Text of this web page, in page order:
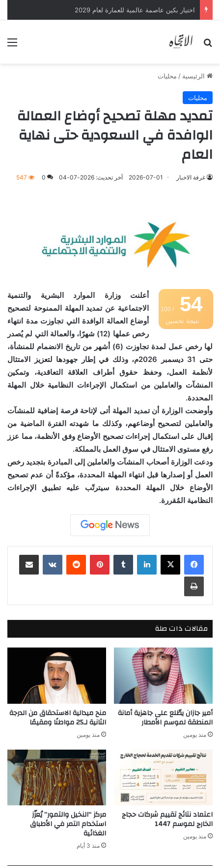
اختيار بكين عاصمة عالمية للعمارة لعام 2029
بحث عن
الرئيسية / محليات
محليات
تمديد مهلة تصحيح أوضاع العمالة
الوافدة في السعودية حتى نهاية
العام
غرفة الاخبار 2026-07-01 آخر تحديث: 2026-07-04 0
547
54
/ 100
نتيجة تحسين
أعلنت وزارة الموارد البشرية والتنمية
الاجتماعية عن تمديد المهلة الممنوحة لتصحيح
أوضاع العمالة الوافدة التي تجاوزت مدة انتهاء
رخص عملها (12) شهرًا، والعمالة التي لم يُصدر
لها رخص عمل لمدة تجاوزت (6) أشهر من تاريخ الانضمام للمنشأة،
حتى 31 ديسمبر 2026م، وذلك في إطار جهودها لتعزيز الامتثال
لأنظمة العمل، وحفظ حقوق أطراف العلاقة التعاقدية، وتمكين
المنشآت والعاملين من استكمال الإجراءات النظامية خلال المهلة
المحددة.
وأوضحت الوزارة أن تمديد المهلة أتى لإتاحة فرصة إضافية للمنشآت
والعاملين لتصحيح أوضاعهم، وكذلك ما شهدته الفترة الماضية من
إقبال على استكمال إجراءات تصحيح الأوضاع وفق الأنظمة، مما عزز
رفع مستوى الامتثال في سوق العمل بالمملكة.
ودعت الوزارة أصحاب المنشآت والعاملين إلى المبادرة بتجديد رخص
العمل أو إصدارها قبل انتهاء المهلة المحددة، مؤكدةً أن عدم تصحيح
الأوضاع خلال المهلة المحددة سيترتّب عليه تطبيق الإجراءات
النظامية المُقررة.
لينكدإن بينتيريست مشاركة عبر البريد
طباعة
مقالات ذات صلة
أمير جازان يطّلع على جاهزية أمانة
المنطقة لموسم الأمطار
منذ يومين
منح ميدالية الاستحقاق من الدرجة
الثانية لـ25 مواطنًا ومقيمًا
منذ يومين
اعتماد نتائج تقييم شركات حجاج
الخارج لموسم 1447
منذ يومين
مركز “النخيل والتمور” يُعزّز
استخدام التمر في الأطباق
الغذائية
منذ 3 أيام